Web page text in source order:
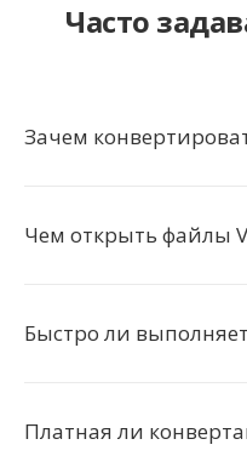
Часто
Зачем
Чем открыть файлы
Быстро ли
Платная ли